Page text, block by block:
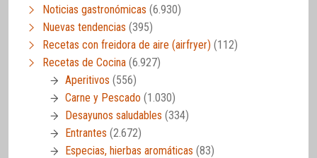
Noticias gastronómicas (6.930)
Nuevas tendencias (395)
Recetas con freidora de aire (airfryer) (112)
Recetas de Cocina (6.927)
Aperitivos (556)
Carne y Pescado (1.030)
Desayunos saludables (334)
Entrantes (2.672)
Especias, hierbas aromáticas (83)